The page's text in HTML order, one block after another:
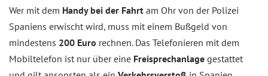
Wer mit dem Handy bei der Fahrt am Ohr von der Polizei
Spaniens erwischt wird, muss mit einem Bußgeld von
mindestens 200 Euro rechnen. Das Telefonieren mit dem
Mobiltelefon ist nur über eine Freisprechanlage gestattet